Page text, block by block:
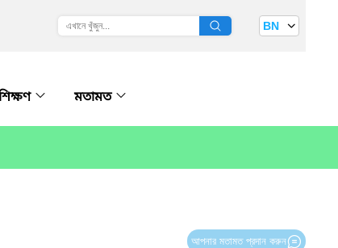
BN
মতামত
আপনার মতামত প্রদান করুন